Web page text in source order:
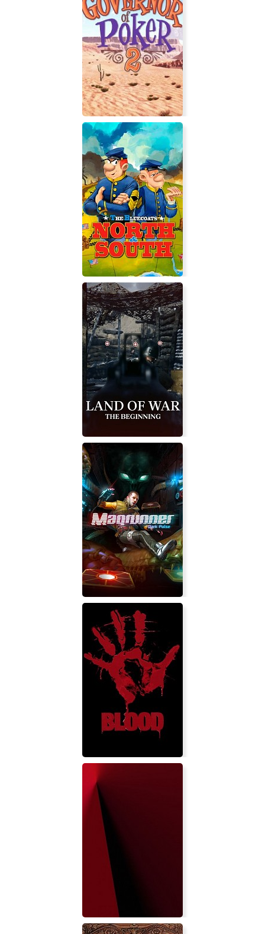
Crawl Tactics
Governor of Poker 2
The Bluecoats: North and South
Land of War - The Beginning
Magrunner: Dark Pulse
Blood: Fresh Supply